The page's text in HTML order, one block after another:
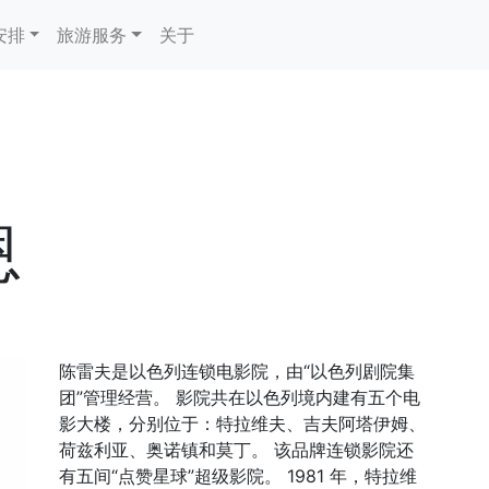
排 旅游服务 关于
陈雷夫是以色列连锁电影院，由“以色列剧院集
团”管理经营。 影院共在以色列境内建有五个电
影大楼，分别位于：特拉维夫、吉夫阿塔伊姆、
荷兹利亚、奥诺镇和莫丁。 该品牌连锁影院还
有五间“点赞星球”超级影院。 1981 年，特拉维